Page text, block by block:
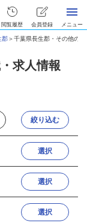
閲覧履歴 会員登録 メニュー
郡＞千葉県長生郡・その他の
求人情報
絞り込む
選択
選択
選択